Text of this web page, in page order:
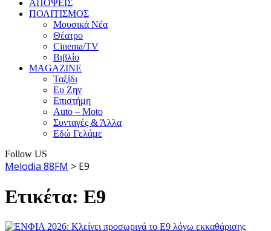
ΑΠΟΨΕΙΣ
ΠΟΛΙΤΙΣΜΟΣ
Μουσικά Νέα
Θέατρο
Cinema/TV
Βιβλίο
MAGAZINE
Ταξίδι
Ευ Ζην
Επιστήμη
Auto – Moto
Συνταγές & Άλλα
Εδώ Γελάμε
Follow US
Melodia 88FM > Ε9
Ετικέτα: Ε9